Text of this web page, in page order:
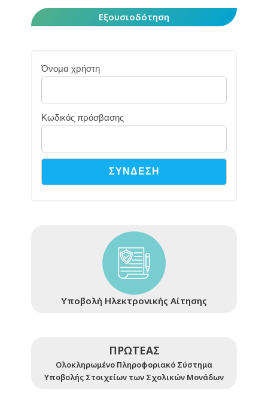
Εξουσιοδότηση
Όνομα χρήστη
Κωδικός πρόσβασης
Υποβολή Ηλεκτρονικής Αίτησης
ΠΡΩΤΕΑΣ
Ολοκληρωμένο Πληροφοριακό Σύστημα
Υποβολής Στοιχείων των Σχολικών Μονάδων